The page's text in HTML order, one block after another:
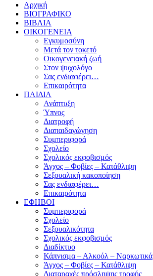
Αρχική
ΒΙΟΓΡΑΦΙΚΟ
ΒΙΒΛΙΑ
ΟΙΚΟΓΕΝΕΙΑ
Εγκυμοσύνη
Μετά τον τοκετό
Οικογενειακή ζωή
Στον ψυχολόγο
Σας ενδιαφέρει…
Επικαιρότητα
ΠΑΙΔΙΑ
Ανάπτυξη
Ύπνος
Διατροφή
Διαπαιδαγώγηση
Συμπεριφορά
Σχολείο
Σχολικός εκφοβισμός
Άγχος – Φοβίες – Κατάθλιψη
Σεξουαλική κακοποίηση
Σας ενδιαφέρει…
Επικαιρότητα
ΕΦΗΒΟΙ
Συμπεριφορά
Σχολείο
Σεξουαλικότητα
Σχολικός εκφοβισμός
Διαδίκτυο
Κάπνισμα – Αλκοόλ – Ναρκωτικά
Άγχος – Φοβίες – Κατάθλιψη
Διαταραχές πρόσληψης τροφής